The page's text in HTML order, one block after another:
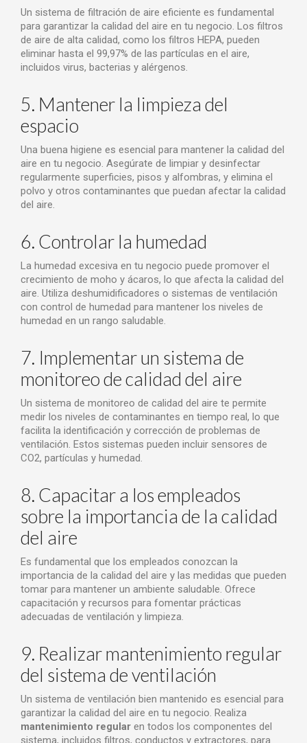
Un sistema de filtración de aire eficiente es fundamental
para garantizar la calidad del aire en tu negocio. Los filtros
de aire de alta calidad, como los filtros HEPA, pueden
eliminar hasta el 99,97% de las partículas en el aire,
incluidos virus, bacterias y alérgenos.
5. Mantener la limpieza del
espacio
Una buena higiene es esencial para mantener la calidad del
aire en tu negocio. Asegúrate de limpiar y desinfectar
regularmente superficies, pisos y alfombras, y elimina el
polvo y otros contaminantes que puedan afectar la calidad
del aire.
6. Controlar la humedad
La humedad excesiva en tu negocio puede promover el
crecimiento de moho y ácaros, lo que afecta la calidad del
aire. Utiliza deshumidificadores o sistemas de ventilación
con control de humedad para mantener los niveles de
humedad en un rango saludable.
7. Implementar un sistema de
monitoreo de calidad del aire
Un sistema de monitoreo de calidad del aire te permite
medir los niveles de contaminantes en tiempo real, lo que
facilita la identificación y corrección de problemas de
ventilación. Estos sistemas pueden incluir sensores de
CO2, partículas y humedad.
8. Capacitar a los empleados
sobre la importancia de la calidad
del aire
Es fundamental que los empleados conozcan la
importancia de la calidad del aire y las medidas que pueden
tomar para mantener un ambiente saludable. Ofrece
capacitación y recursos para fomentar prácticas
adecuadas de ventilación y limpieza.
9. Realizar mantenimiento regular
del sistema de ventilación
Un sistema de ventilación bien mantenido es esencial para
garantizar la calidad del aire en tu negocio. Realiza
mantenimiento regular en todos los componentes del
sistema, incluidos filtros, conductos y extractores, para